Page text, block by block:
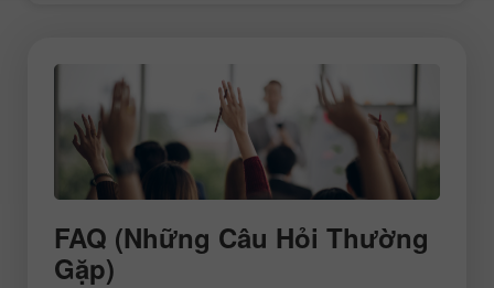
FAQ (Những Câu Hỏi Thường
Gặp)